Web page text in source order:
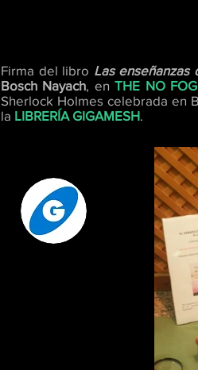
Firma del libro Las
Bosch Nayach, enTHE NO
Sherlock Holmes celebrada en
la LIBRERÍA GIGAMESH.